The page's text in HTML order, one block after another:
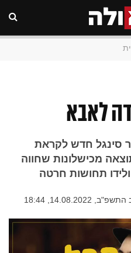
לאבא
סינגל חדש לקראת
מכישלונות שחווה
תחושות חרטה
14.08.2022, 18:44